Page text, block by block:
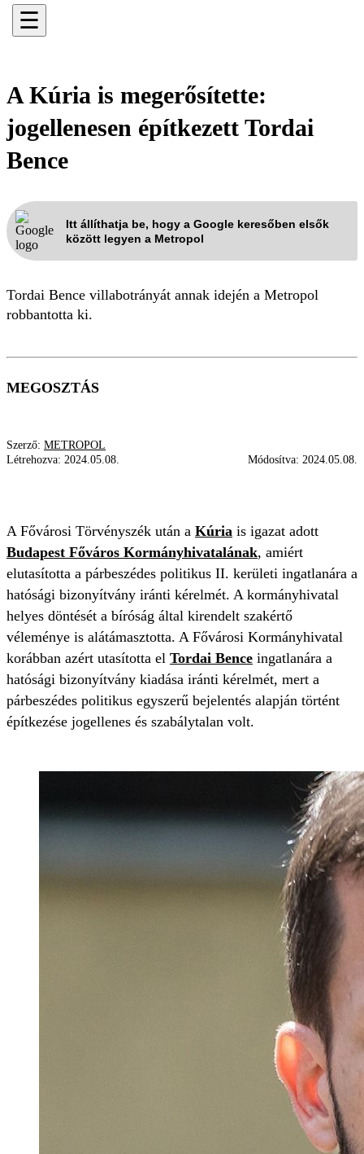
☰
A Kúria is megerősítette:
jogellenesen építkezett Tordai
Bence
Itt állíthatja be, hogy a Google keresőben elsők
között legyen a Metropol
Tordai Bence villabotrányát annak idején a Metropol
robbantotta ki.
MEGOSZTÁS
Szerző: METROPOL
Létrehozva: 2024.05.08. Módosítva: 2024.05.08.
A Fővárosi Törvényszék után a Kúria is igazat adott
Budapest Főváros Kormányhivatalának, amiért
elutasította a párbeszédes politikus II. kerületi ingatlanára a
hatósági bizonyítvány iránti kérelmét. A kormányhivatal
helyes döntését a bíróság által kirendelt szakértő
véleménye is alátámasztotta. A Fővárosi Kormányhivatal
korábban azért utasította el Tordai Bence ingatlanára a
hatósági bizonyítvány kiadása iránti kérelmét, mert a
párbeszédes politikus egyszerű bejelentés alapján történt
építkezése jogellenes és szabálytalan volt.